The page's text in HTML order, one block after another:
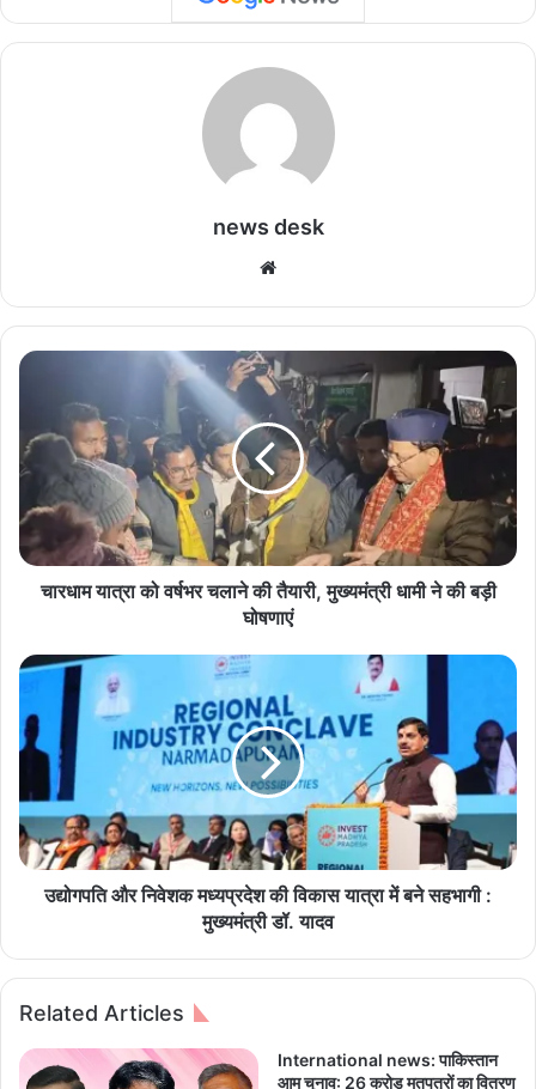
news desk
te
चा
या
को
व
र्ष
ला
की
तै
,
मु
ख्य
मी
की
ड़ी
चारधाम यात्रा को वर्षभर चलाने की तैयारी, मुख्यमंत्री धामी ने की बड़ी
घोषणाएं
उ
ग
प
औ
र
नि
वे
दे
उद्योगपति और निवेशक मध्‍यप्रदेश की विकास यात्रा में बने सहभागी :
मुख्‍यमंत्री डॉ. यादव
Related Articles
International news: पाकिस्तान
आम चुनाव: 26 करोड़ मतपत्रों का वितरण